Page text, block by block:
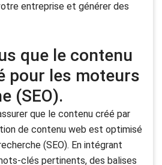
entreprise et générer des
que le contenu
pour les moteurs
(SEO).
que le contenu créé par
de contenu web est optimisé
(SEO). En intégrant
clés pertinents, des balises